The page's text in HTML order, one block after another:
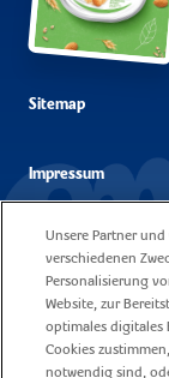
Sitemap
Impressum
Unsere Cookie
Fragen
Unsere Partner
verschiedenen
Personalisierung
Website, zur
optimales digitales
Cookies
notwendig sind,